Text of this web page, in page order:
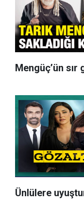
Mengüç’ün sır
Ünlülere